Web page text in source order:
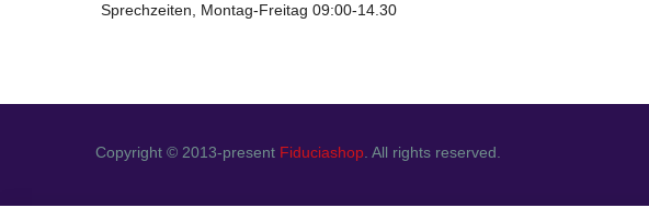
Sprechzeiten, Montag-Freitag 09:00-14.30
Copyright © 2013-present Fiduciashop . All rights reserved.